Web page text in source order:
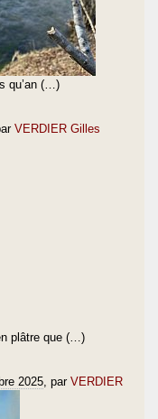
qu’an (…)
VERDIER Gilles
plâtre que (…)
2025 , par VERDIER